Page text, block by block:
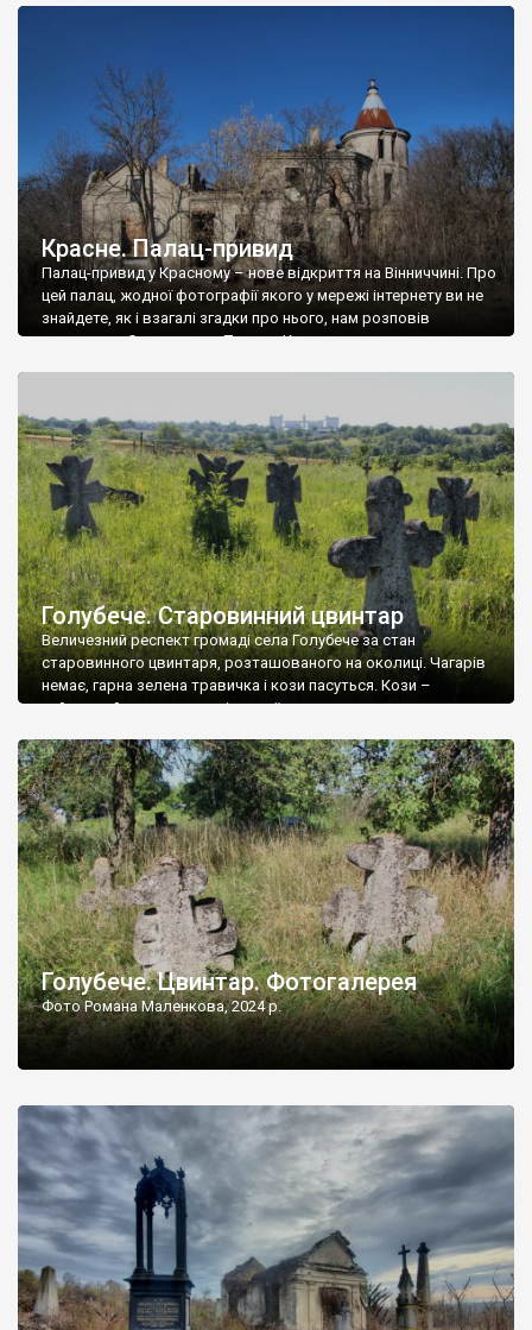
Красне. Палац-привид
Палац-привид у Красному – нове відкриття на Вінниччині. Про
цей палац, жодної фотографії якого у мережі інтернету ви не
знайдете, як і взагалі згадки про нього, нам розповів
мешканець Самгородка. Палац у Красному вразив не лише
Голубече. Старовинний цвинтар
Величезний респект громаді села Голубече за стан
старовинного цвинтаря, розташованого на околиці. Чагарів
немає, гарна зелена травичка і кози пасуться. Кози –
найкращий регулятор шкідливої, для старих кладовищ,
бруньками, кози ті бруньки обгризають, бо то улюблений
делікатес. На цвинтарі у Голубечому ціла колекція
різноманітних форм хрестів. Село відносно невелике, […]
Голубече. Цвинтар. Фотогалерея
Фото Романа Маленкова, 2024 р.